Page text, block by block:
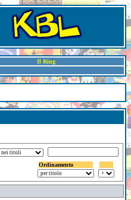
Il Ring
Ordinamento